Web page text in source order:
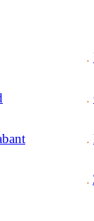
.
.
.
.